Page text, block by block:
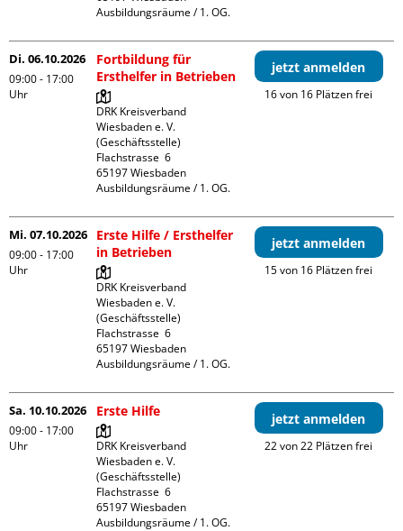
Ausbildungsräume / 1. OG.
Di. 06.10.2026
09:00 - 17:00
Uhr
Fortbildung für
Ersthelfer in Betrieben
DRK Kreisverband
Wiesbaden e. V.
(Geschäftsstelle)
Flachstrasse  6
65197 Wiesbaden
Ausbildungsräume / 1. OG.
jetzt anmelden
16 von 16 Plätzen frei
Mi. 07.10.2026
09:00 - 17:00
Uhr
Erste Hilfe / Ersthelfer
in Betrieben
DRK Kreisverband
Wiesbaden e. V.
(Geschäftsstelle)
Flachstrasse  6
65197 Wiesbaden
Ausbildungsräume / 1. OG.
jetzt anmelden
15 von 16 Plätzen frei
Sa. 10.10.2026
09:00 - 17:00
Uhr
Erste Hilfe
DRK Kreisverband
Wiesbaden e. V.
(Geschäftsstelle)
Flachstrasse  6
65197 Wiesbaden
Ausbildungsräume / 1. OG.
jetzt anmelden
22 von 22 Plätzen frei